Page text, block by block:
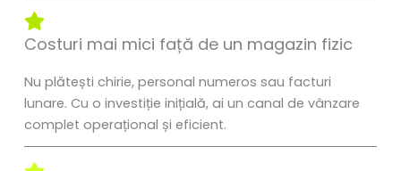
Costuri mai mici față de un magazin fizic
Nu plătești chirie, personal numeros sau facturi
lunare. Cu o investiție inițială, ai un canal de vânzare
complet operațional și eficient.